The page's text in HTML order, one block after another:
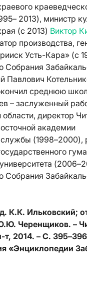
2013), министр
(с 2013) Виктор
производства,
Усть-Кара» (с
Собрания
Павлович
среднюю
– заслуженный
директор
академии
службы (1998–2000),
Собрания
К.К. Ильковский;
Черенщиков. –
т, 2014. – С.
«Энциклопедии